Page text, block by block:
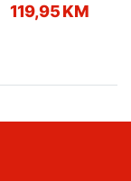
119,95 KM